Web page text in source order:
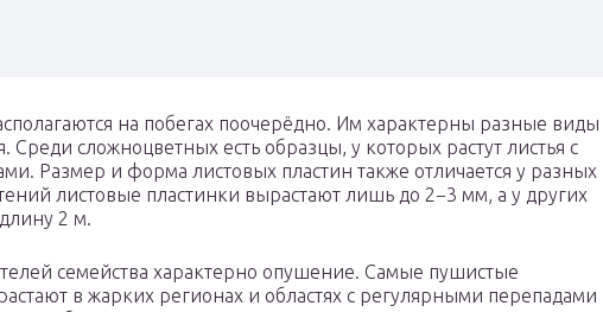
на побегах поочерёдно. Им характерны разные виды
Среди сложноцветных есть образцы, у которых растут листья с
Размер и форма листовых пластин также отличается у разных
листовые пластинки вырастают лишь до 2−3 мм, а у других
2 м.
семейства характерно опушение. Самые пушистые
в жарких регионах и областях с регулярными перепадами